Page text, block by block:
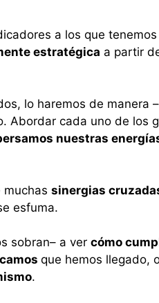
a los que
estratégica a partir
lo haremos de manera
Abordar cada uno de los
nuestras
sinergias
esfuma.
sobran– a ver cómo
que hemos llegado,
.